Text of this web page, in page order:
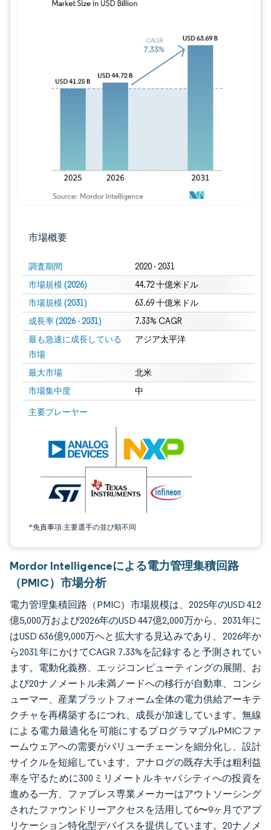
市場概要
調査期間 2020 - 2031
市場規模 (2026) 44.72 十億米ドル
市場規模 (2031) 63.69 十億米ドル
成長率 (2026 - 2031) 7.33% CAGR
最も急速に成長している
市場
アジア太平洋
最大市場 北米
市場集中度 中
主要プレーヤー
*免責事項:主要選手の並び順不同
画像 © Mordor Intelligence。再利用にはCC BY 4.0の表示が必要です。
Mordor Intelligenceによる電力管理集積回路
（PMIC）市場分析
電力管理集積回路（PMIC）市場規模は、2025年のUSD 412
億5,000万および2026年のUSD 447億2,000万から、2031年に
はUSD 636億9,000万へと拡大する見込みであり、2026年か
ら2031年にかけてCAGR 7.33%を記録すると予測されてい
ます。電動化義務、エッジコンピューティングの展開、お
よび20ナノメートル未満ノードへの移行が自動車、コンシ
ューマー、産業プラットフォーム全体の電力供給アーキテ
クチャを再構築するにつれ、成長が加速しています。無線
による電力最適化を可能にするプログラマブルPMICファ
ームウェアへの需要がバリューチェーンを細分化し、設計
サイクルを短縮しています。アナログの既存大手は粗利益
率を守るために300ミリメートルキャパシティへの投資を
進める一方、ファブレス専業メーカーはアウトソーシング
されたファウンドリーアクセスを活用して6〜9ヶ月でアプ
リケーション特化型デバイスを提供しています。20ナノメ